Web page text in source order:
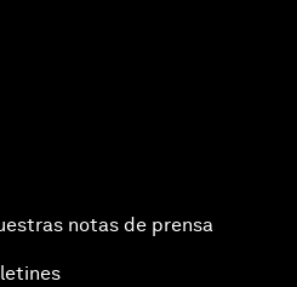
notas de prensa